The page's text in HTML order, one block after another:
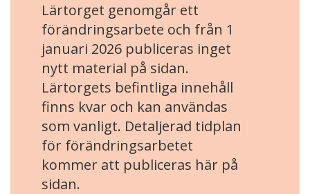
Lärtorget genomgår ett
förändringsarbete och från 1
januari 2026 publiceras inget
nytt material på sidan.
Lärtorgets befintliga innehåll
finns kvar och kan användas
som vanligt. Detaljerad tidplan
för förändringsarbetet
kommer att publiceras här på
sidan.